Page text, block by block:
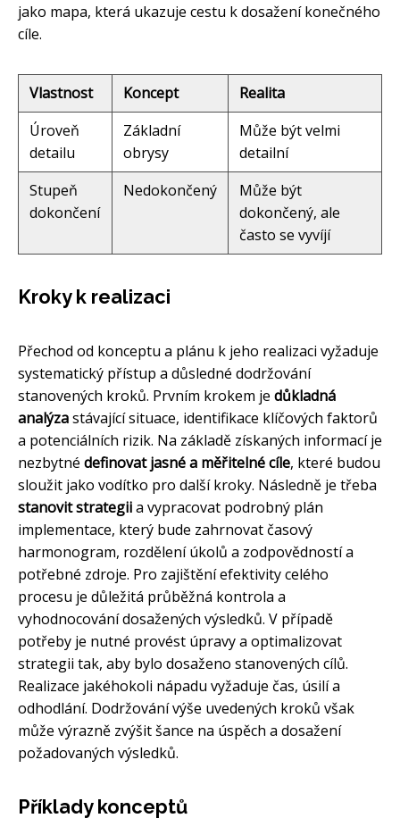
jako mapa, která ukazuje cestu k dosažení konečného
cíle.
Vlastnost Koncept
Realita
Úroveň
detailu
Základní
obrysy
Může být velmi
detailní
Stupeň
dokončení
Nedokončený
Může být
dokončený, ale
často se vyvíjí
Kroky k realizaci
Přechod od konceptu a plánu k jeho realizaci vyžaduje
systematický přístup a důsledné dodržování
stanovených kroků. Prvním krokem je důkladná
analýzastávající situace, identifikace klíčových faktorů
a potenciálních rizik. Na základě získaných informací je
nezbytné definovat jasné a měřitelné cíle, které budou
sloužit jako vodítko pro další kroky. Následně je třeba
stanovit strategiia vypracovat podrobný plán
implementace, který bude zahrnovat časový
harmonogram, rozdělení úkolů a zodpovědností a
potřebné zdroje. Pro zajištění efektivity celého
procesu je důležitá průběžná kontrola a
vyhodnocování dosažených výsledků. V případě
potřeby je nutné provést úpravy a optimalizovat
strategii tak, aby bylo dosaženo stanovených cílů.
Realizace jakéhokoli nápadu vyžaduje čas, úsilí a
odhodlání. Dodržování výše uvedených kroků však
může výrazně zvýšit šance na úspěch a dosažení
požadovaných výsledků.
Příklady konceptů